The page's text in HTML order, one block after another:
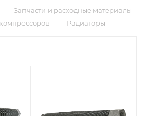
— Запчасти и расходные материалы
— Радиаторы